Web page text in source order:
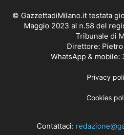
© GazzettadiMilano.it testata
Maggio 2023 al n.58 del
Tribunale di
Direttore:
WhatsApp & mobile:
Privacy
Cookies
Contattaci: